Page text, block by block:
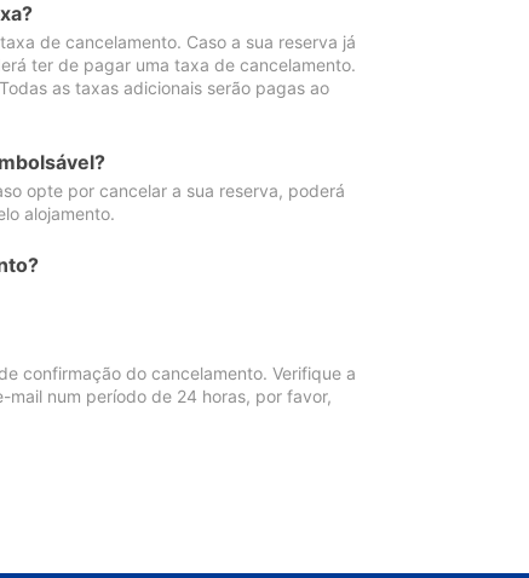
de cancelamento. Caso a sua reserva já
ter de pagar uma taxa de cancelamento.
as taxas adicionais serão pagas ao
opte por cancelar a sua reserva, poderá
alojamento.
confirmação do cancelamento. Verifique a
num período de 24 horas, por favor,